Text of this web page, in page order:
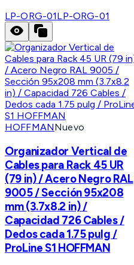
LP-ORG-01LP-ORG-01
HOFFMANNuevo
Organizador Vertical de
Cables para Rack 45 UR
(79 in) / Acero Negro RAL
9005 / Sección 95x208
mm (3.7x8.2 in) /
Capacidad 726 Cables /
Dedos cada 1.75 pulg /
ProLine S1 HOFFMAN